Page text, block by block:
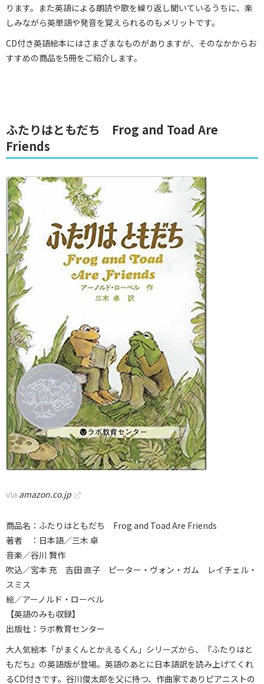
ります。また英語による朗読や歌を繰り返し聞いているうちに、楽
しみながら英単語や発音を覚えられるのもメリットです。
CD付き英語絵本にはさまざまなものがありますが、そのなかからお
すすめの商品を5冊をご紹介します。
ふたりはともだち Frog and Toad Are
Friends
via amazon.co.jp
商品名：ふたりはともだち Frog and Toad Are Friends
著者 ：日本語／三木 卓
音楽／谷川 賢作
吹込／宮本 充 吉田 直子 ピーター・ヴォン・ガム レイチェル・
スミス
絵／アーノルド・ローベル
【英語のみも収録】
出版社：ラボ教育センター
大人気絵本「がまくんとかえるくん」シリーズから、『ふたりはと
もだち』の英語版が登場。英語のあとに日本語訳を読み上げてくれ
るCD付きです。谷川俊太郎を父に持つ、作曲家でありピアニストの